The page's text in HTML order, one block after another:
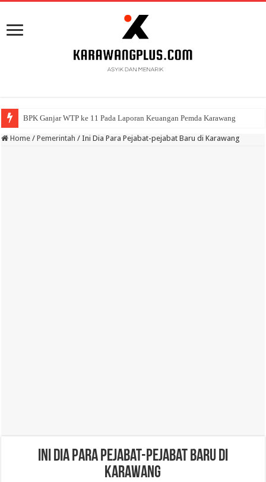
BPK Ganjar WTP ke 11 Pada Laporan Keuangan Pemda Karawang
Home / Pemerintah / Ini Dia Para Pejabat-pejabat Baru di Karawang
Ini Dia Para Pejabat-pejabat Baru di
Karawang